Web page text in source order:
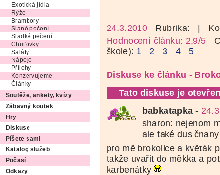
Exotická jídla
Rýže
Brambory
Slané pečení
Sladké pečení
Chuťovky
Saláty
Nápoje
Přílohy
Konzervujeme
Články
Soutěže, ankety, kvízy
Zábavný koutek
Hry
Diskuse
Píšete sami
Katalog služeb
Počasí
Odkazy
24.3.2010 Rubrika:
|
Hodnocení článku: 2,9/5
škole): 1 2 3 4 5
Diskuse ke článku -
Tato diskuse je
babkatapka -
sharon: nejenom
ale také dusičnany
pro mě brokolice a květák
takže uvařit do měkka a
karbenátky